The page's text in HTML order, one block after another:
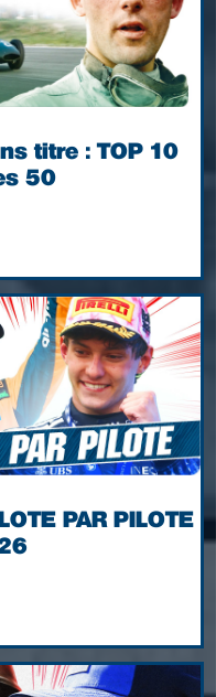
titre : TOP 10
50
PAR PILOTE |